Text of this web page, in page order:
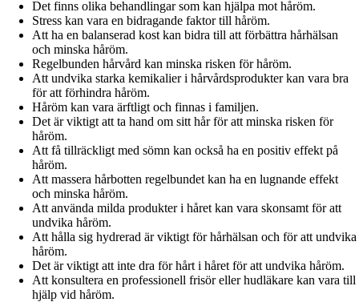
Det finns olika behandlingar som kan hjälpa mot håröm.
Stress kan vara en bidragande faktor till håröm.
Att ha en balanserad kost kan bidra till att förbättra hårhälsan
och minska håröm.
Regelbunden hårvård kan minska risken för håröm.
Att undvika starka kemikalier i hårvårdsprodukter kan vara bra
för att förhindra håröm.
Håröm kan vara ärftligt och finnas i familjen.
Det är viktigt att ta hand om sitt hår för att minska risken för
håröm.
Att få tillräckligt med sömn kan också ha en positiv effekt på
håröm.
Att massera hårbotten regelbundet kan ha en lugnande effekt
och minska håröm.
Att använda milda produkter i håret kan vara skonsamt för att
undvika håröm.
Att hålla sig hydrerad är viktigt för hårhälsan och för att undvika
håröm.
Det är viktigt att inte dra för hårt i håret för att undvika håröm.
Att konsultera en professionell frisör eller hudläkare kan vara till
hjälp vid håröm.